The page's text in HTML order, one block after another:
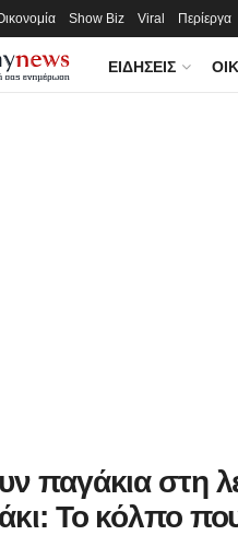
Show Biz Viral Περίεργα
ΕΙΔΉΣΕΙΣ
παγάκια στη
Το κόλπο